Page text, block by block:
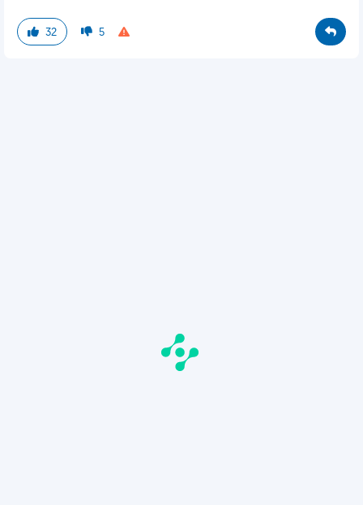
32 5